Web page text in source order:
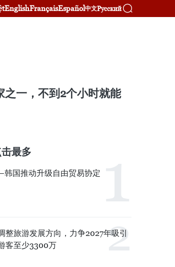
EnglishFrançaisEspañol中文Русский
一，不到2个小时就能
击最多
韩国推动升级自由贸易协定
整旅游发展方向，力争2027年吸引
客至少3300万